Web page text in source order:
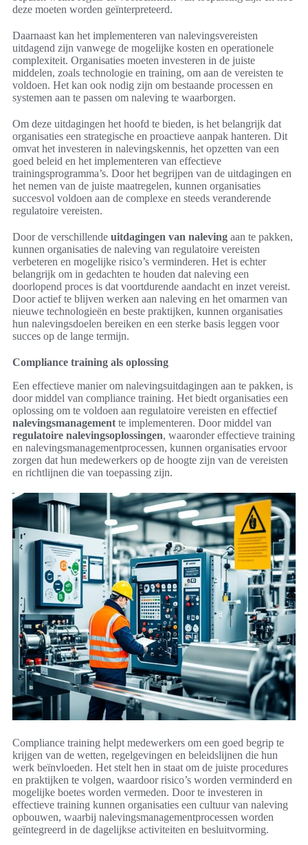
deze moeten worden geïnterpreteerd.
Daarnaast kan het implementeren van nalevingsvereisten
uitdagend zijn vanwege de mogelijke kosten en operationele
complexiteit. Organisaties moeten investeren in de juiste
middelen, zoals technologie en training, om aan de vereisten te
voldoen. Het kan ook nodig zijn om bestaande processen en
systemen aan te passen om naleving te waarborgen.
Om deze uitdagingen het hoofd te bieden, is het belangrijk dat
organisaties een strategische en proactieve aanpak hanteren. Dit
omvat het investeren in nalevingskennis, het opzetten van een
goed beleid en het implementeren van effectieve
trainingsprogramma’s. Door het begrijpen van de uitdagingen en
het nemen van de juiste maatregelen, kunnen organisaties
succesvol voldoen aan de complexe en steeds veranderende
regulatoire vereisten.
Door de verschillende uitdagingen van naleving aan te pakken,
kunnen organisaties de naleving van regulatoire vereisten
verbeteren en mogelijke risico’s verminderen. Het is echter
belangrijk om in gedachten te houden dat naleving een
doorlopend proces is dat voortdurende aandacht en inzet vereist.
Door actief te blijven werken aan naleving en het omarmen van
nieuwe technologieën en beste praktijken, kunnen organisaties
hun nalevingsdoelen bereiken en een sterke basis leggen voor
succes op de lange termijn.
Compliance training als oplossing
Een effectieve manier om nalevingsuitdagingen aan te pakken, is
door middel van compliance training. Het biedt organisaties een
oplossing om te voldoen aan regulatoire vereisten en effectief
nalevingsmanagement te implementeren. Door middel van
regulatoire nalevingsoplossingen, waaronder effectieve training
en nalevingsmanagementprocessen, kunnen organisaties ervoor
zorgen dat hun medewerkers op de hoogte zijn van de vereisten
en richtlijnen die van toepassing zijn.
Compliance training helpt medewerkers om een goed begrip te
krijgen van de wetten, regelgevingen en beleidslijnen die hun
werk beïnvloeden. Het stelt hen in staat om de juiste procedures
en praktijken te volgen, waardoor risico’s worden verminderd en
mogelijke boetes worden vermeden. Door te investeren in
effectieve training kunnen organisaties een cultuur van naleving
opbouwen, waarbij nalevingsmanagementprocessen worden
geïntegreerd in de dagelijkse activiteiten en besluitvorming.